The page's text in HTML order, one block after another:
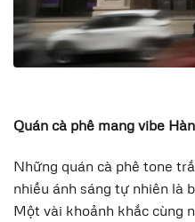
Quán cà phê mang vibe
Những quán cà phê tone
nhiều ánh sáng tự nhiên là
Một vài khoảnh khắc cùng